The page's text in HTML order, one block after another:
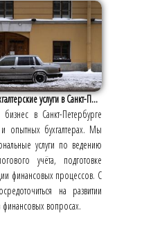
услуги в Санкт-П...
в Санкт-Петербурге
опытных бухгалтерах. Мы
услуги по ведению
учёта, подготовке
финансовых процессов. С
на развитии
финансовых вопросах.